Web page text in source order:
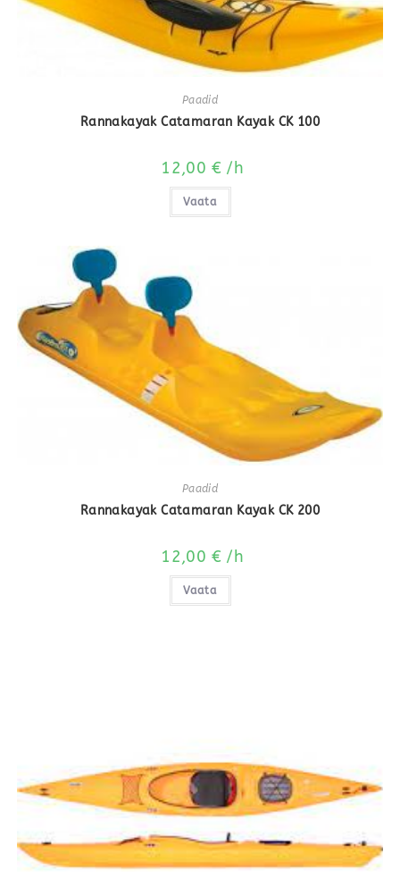
Paadid
Rannakayak Catamaran Kayak CK 100
12,00 € /h
Vaata
Paadid
Rannakayak Catamaran Kayak CK 200
12,00 € /h
Vaata